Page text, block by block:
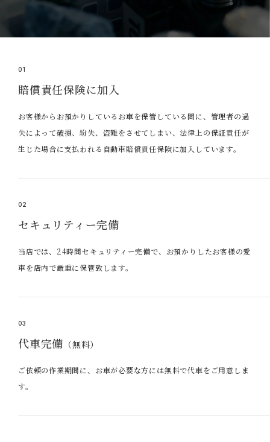
01
賠償責任保険に加入
お客様からお預かりしているお車を保管している間に、管理者の過
失によって破損、紛失、盗難をさせてしまい、法律上の保証責任が
生じた場合に支払われる自動車賠償責任保険に加入しています。
02
セキュリティー完備
当店では、24時間セキュリティー完備で、お預かりしたお客様の愛
車を店内で厳重に保管致します。
03
代車完備 （無料）
ご依頼の作業期間に、お車が必要な方には無料で代車をご用意しま
す。